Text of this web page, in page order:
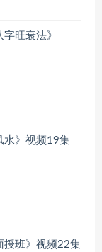
旺衰法》
水》视频19集
授班》视频22集